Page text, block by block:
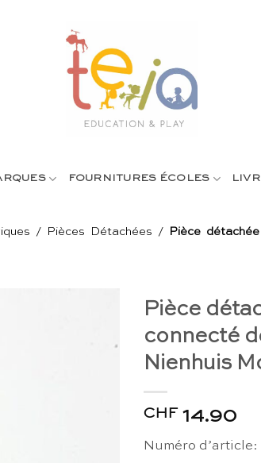
FOURNITURES ÉCOLES
/ Pièces Détachées / Pièce
Pièce
connecté
Nienhuis
CHF 14.90
Numéro